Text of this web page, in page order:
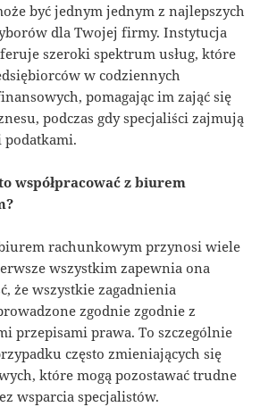
być jednym jednym z najlepszych
dla Twojej firmy. Instytucja
szeroki spektrum usług, które
w codziennych
pomagając im zająć się
podczas gdy specjaliści zajmują
współpracować z biurem
biurem rachunkowym przynosi wiele
wszystkim zapewnia ona
że wszystkie zagadnienia
zgodnie zgodnie z
przepisami prawa. To szczególnie
często zmieniających się
które mogą pozostawać trudne
wsparcia specjalistów.